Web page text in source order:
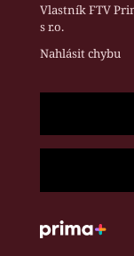
Vlastník FTV
s r.o.
Nahlásit chybu